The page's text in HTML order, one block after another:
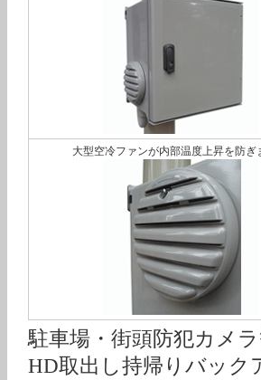
大型空冷ファンが内部温度上昇を防ぎ
駐車場・街頭防犯カメ
HD取出し持帰りバック